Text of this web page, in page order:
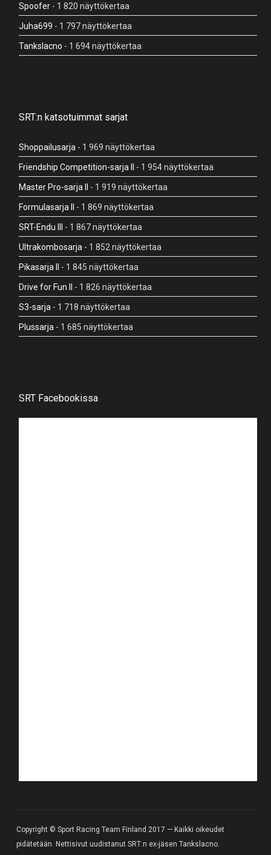
Spoofer- 1 820 näyttökertaa
Juha699 - 1 797 näyttökertaa
Tankslacno - 1 694 näyttökertaa
SRT:n katsotuimmat sarjat
Shoppailusarja - 1 969 näyttökertaa
Friendship Competition-sarja II - 1 954 näyttökertaa
Master Pro-sarja II - 1 919 näyttökertaa
Formulasarja II - 1 869 näyttökertaa
SRT-Endu III - 1 867 näyttökertaa
Ultrakombosarja - 1 852 näyttökertaa
Pikasarja II - 1 845 näyttökertaa
Drive for Fun II - 1 826 näyttökertaa
S3-sarja - 1 718 näyttökertaa
Plussarja - 1 685 näyttökertaa
SRT Facebookissa
Copyright © Sport Racing Team Finland 2017 — Kaikki oikeudet
pidätetään. Nettisivut uudistanut SRT:n ex-jäsen Tankslacno.